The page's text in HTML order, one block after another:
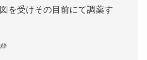
を受けその目前にて調薬す